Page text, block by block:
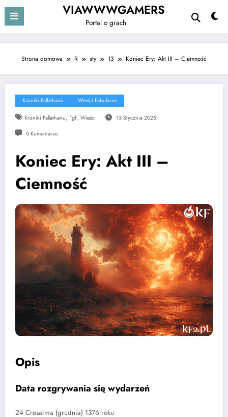
treści
VIAWWWGAMERS
Portal o grach
Strona domowa R sty 13 Koniec Ery: Akt III – Ciemność
Kroniki Fallathanu Wieści Fabularne
Kroniki Fallathanu, Tgf, Wieści 13 Stycznia 2025
0 Komentarze
Koniec Ery: Akt III –
Ciemność
Opis
Data rozgrywania się wydarzeń
24 Cresaima (grudnia) 1376 roku